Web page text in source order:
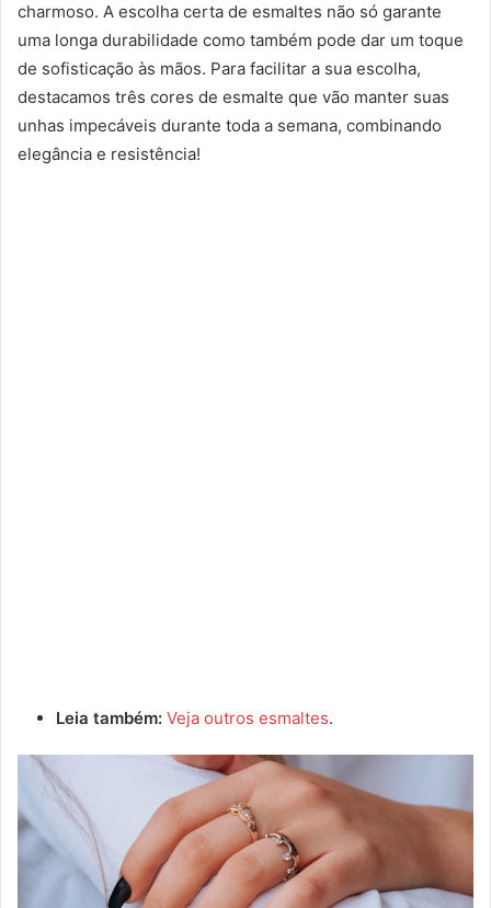
charmoso. A escolha certa de esmaltes não só garante
uma longa durabilidade como também pode dar um toque
de sofisticação às mãos. Para facilitar a sua escolha,
destacamos três cores de esmalte que vão manter suas
unhas impecáveis durante toda a semana, combinando
elegância e resistência!
Leia também: Veja outros esmaltes.